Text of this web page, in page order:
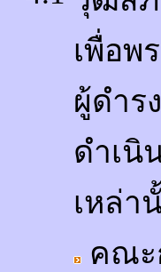
เพื่อพ
ผู้ดำร
ดำเนิ
เหล่า
คณะ